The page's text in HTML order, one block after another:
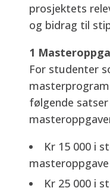
prosjektets
og bidrag til
1
For studenter
følgende satser
Kr 15 000 i
masteroppgave
Kr 25 000 i